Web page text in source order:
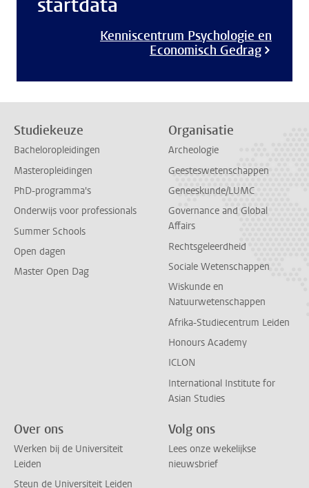
startdata
Kenniscentrum Psychologie en
Economisch Gedrag
Studiekeuze
Bacheloropleidingen
Masteropleidingen
PhD-programma's
Onderwijs voor professionals
Summer Schools
Open dagen
Master Open Dag
Organisatie
Archeologie
Geesteswetenschappen
Geneeskunde/LUMC
Governance and Global
Affairs
Rechtsgeleerdheid
Sociale Wetenschappen
Wiskunde en
Natuurwetenschappen
Afrika-Studiecentrum Leiden
Honours Academy
ICLON
International Institute for
Asian Studies
Over ons
Werken bij de Universiteit
Leiden
Steun de Universiteit Leiden
Volg ons
Lees onze wekelijkse
nieuwsbrief